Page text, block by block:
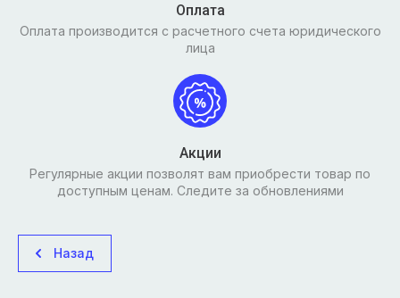
Оплата
Оплата производится с расчетного счета юридического
лица
Акции
Регулярные акции позволят вам приобрести товар по
доступным ценам. Следите за обновлениями
Назад